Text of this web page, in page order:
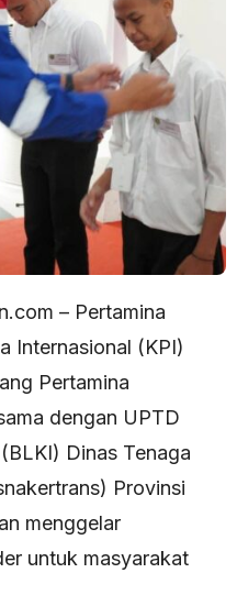
– Pertamina
Internasional (KPI)
Pertamina
dengan UPTD
Dinas Tenaga
Provinsi
menggelar
untuk masyarakat